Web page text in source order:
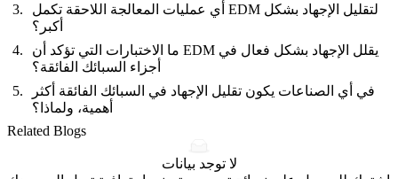
أي عمليات المعالجة اللاحقة تكمل EDM لتقليل الإجهاد بشكل
أكبر؟
ما الاختبارات التي تؤكد أن EDM يقلل الإجهاد بشكل فعال في
أجزاء السبائك الفائقة؟
في أي الصناعات يكون تقليل الإجهاد في السبائك الفائقة أكثر
أهمية، ولماذا؟
Related Blogs
لا توجد بيانات